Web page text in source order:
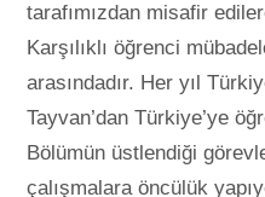
tarafımızdan misafir
Karşılıklı öğrenci
arasındadır. Her yıl
Tayvan’dan Türkiye’ye
Bölümün üstlendiği
çalışmalara öncülük